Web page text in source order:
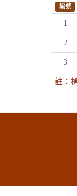
編號
1
2
3
註：